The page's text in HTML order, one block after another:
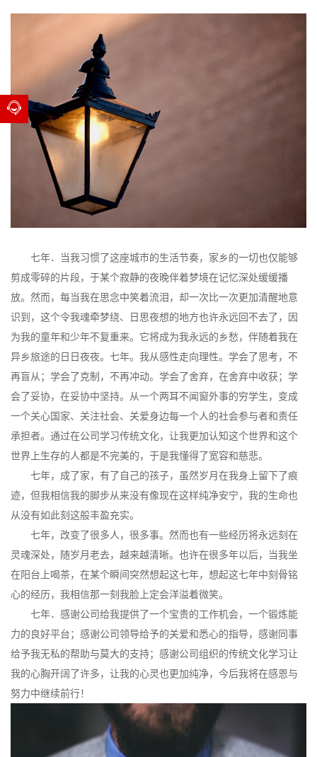
七年．当我习惯了这座城市的生活节奏，家乡的一切也仅能够
剪成零碎的片段，于某个寂静的夜晚伴着梦境在记忆深处缓缓播
放。然而，每当我在思念中笑着流泪，却一次比一次更加清醒地意
识到，这个令我魂牵梦绕、日思夜想的地方也许永远回不去了，因
为我的童年和少年不复重来。它将成为我永远的乡愁，伴随着我在
异乡旅途的日日夜夜。七年。我从感性走向理性。学会了思考，不
再盲从；学会了克制，不再冲动。学会了舍弃，在舍弃中收获；学
会了妥协，在妥协中坚持。从一个两耳不闻窗外事的穷学生，变成
一个关心国家、关注社会、关爱身边每一个人的社会参与者和责任
承担者。通过在公司学习传统文化，让我更加认知这个世界和这个
世界上生存的人都是不完美的，于是我懂得了宽容和慈悲。
七年，成了家，有了自己的孩子，虽然岁月在我身上留下了痕
迹，但我相信我的脚步从来没有像现在这样纯净安宁，我的生命也
从没有如此刻这般丰盈充实。
七年，改变了很多人，很多事。然而也有一些经历将永远刻在
灵魂深处，随岁月老去，越来越清晰。也许在很多年以后，当我坐
在阳台上喝茶，在某个瞬间突然想起这七年，想起这七年中刻骨铭
心的经历，我相信那一刻我脸上定会洋溢着微笑。
七年．感谢公司给我提供了一个宝贵的工作机会，一个锻炼能
力的良好平台；感谢公司领导给予的关爱和悉心的指导，感谢同事
给予我无私的帮助与莫大的支持；感谢公司组织的传统文化学习让
我的心胸开阔了许多，让我的心灵也更加纯净，今后我将在感恩与
努力中继续前行！